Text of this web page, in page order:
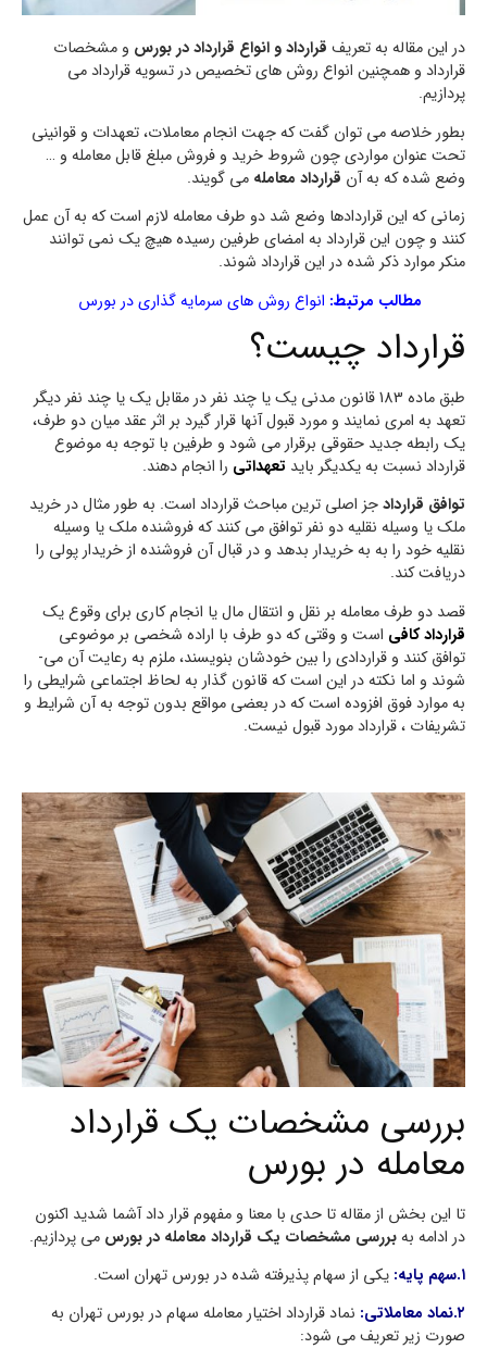
در این مقاله به تعریف قرارداد و انواع قرارداد در بورس و مشخصات
قرارداد و همچنین انواع روش های تخصیص در تسویه قرارداد می
پردازیم.
بطور خلاصه می توان گفت که جهت انجام معاملات، تعهدات و قوانینی
تحت عنوان مواردی چون شروط خرید و فروش مبلغ قابل معامله و …
وضع شده که به آن قرارداد معامله می گویند.
زمانی که این قراردادها وضع شد دو طرف معامله لازم است که به آن عمل
کنند و چون این قرارداد به امضای طرفین رسیده هیچ یک نمی توانند
منکر موارد ذکر شده در این قرارداد شوند.
مطالب مرتبط: انواع روش های سرمایه گذاری در بورس
قرارداد چیست؟
طبق ماده 183 قانون مدنی یک یا چند نفر در مقابل یک یا چند نفر دیگر
تعهد به امری نمایند و مورد قبول آن­ها قرار گیرد بر اثر عقد میان دو طرف،
یک رابطه جدید حقوقی برقرار می ­شود و طرفین با توجه به موضوع
قرارداد نسبت به یکدیگر باید تعهداتی را انجام دهند.
توافق قراردادجز اصلی ترین مباحث قرارداد است. به طور مثال در خرید
ملک یا وسیله نقلیه دو نفر توافق می کنند که فروشنده ملک یا وسیله
نقلیه خود را به به خریدار بدهد و در قبال آن فروشنده از خریدار پولی را
دریافت کند.
قصد دو طرف معامله بر نقل و انتقال مال یا انجام کاری برای وقوع یک
قرارداد کافی است و وقتی که دو طرف با اراده شخصی بر موضوعی
توافق کنند و قراردادی را بین خودشان بنویسند، ملزم به رعایت آن می­
شوند و اما نکته در این است که قانون­ گذار به لحاظ اجتماعی شرایطی را
به موارد فوق افزوده است که در بعضی مواقع بدون توجه به آن شرایط و
تشریفات ، قرارداد مورد قبول نیست.
بررسی مشخصات یک قرارداد
معامله در بورس
تا این بخش از مقاله تا حدی با معنا و مفهوم قرار داد آشما شدید اکنون
در ادامه بهبررسی مشخصات یک قرارداد معامله در بورس می پردازیم.
۱.سهم پایه:
یکی از سهام پذیرفته شده در بورس تهران است.
۲.نماد معاملاتی:
نماد قرارداد اختیار معامله سهام در بورس تهران به
صورت زیر تعریف می شود: